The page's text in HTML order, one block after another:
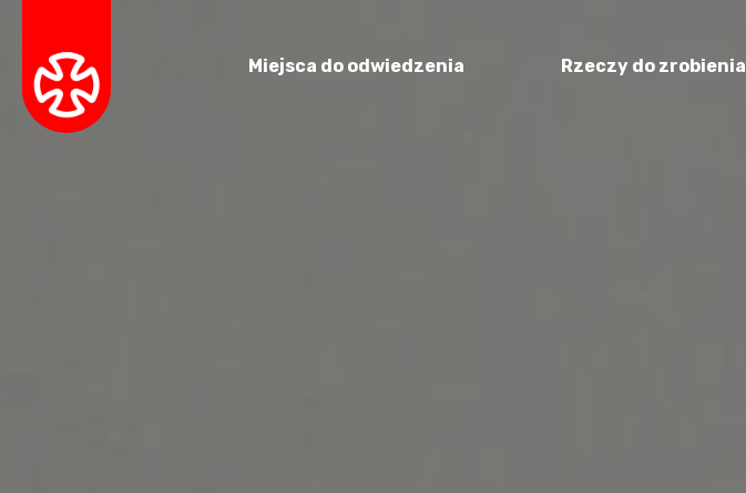
Miejsca do odwiedzenia Rzeczy do zrobienia